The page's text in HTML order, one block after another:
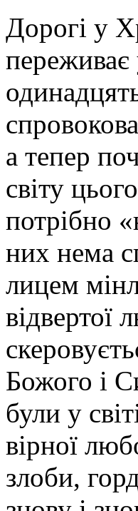
Дорогі у
переживає
а тепер
світу
потрібно
них нема
лицем
відвертої
Божого і
були у
вірної
злоби,